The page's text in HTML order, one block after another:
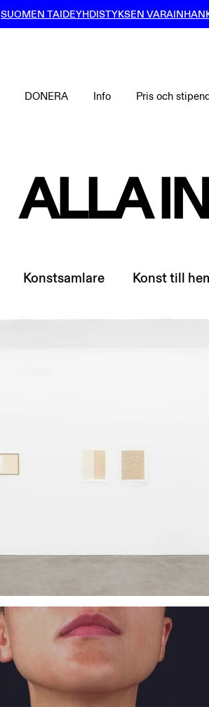
SUOMEN TAIDEYHDISTYKSEN
DONERA Info Pris och
ALLA
Konstsamlare Konst till